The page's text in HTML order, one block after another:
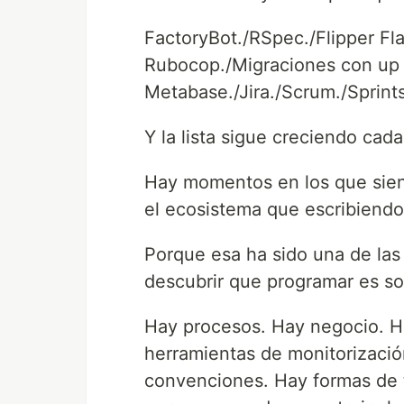
FactoryBot./RSpec./Flipper
Rubocop./Migraciones con
Metabase./Jira./Scrum./
Y la lista sigue creciendo
Hay momentos en los que
el ecosistema que
Porque esa ha sido una de
descubrir que programar es
Hay procesos. Hay negocio.
herramientas de
convenciones. Hay formas